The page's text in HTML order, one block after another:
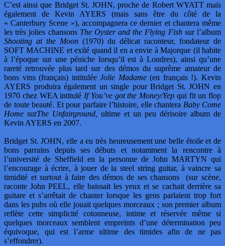
C’est ainsi que Bridget St. JOHN, proche de Robert WYATT mais
également de Kevin AYERS (mais sans être du côté de la
« Canterbury Scene »), accompagnera ce dernier et chantera même
les très jolies chansons The Oyster and the Flying Fishsur l’album
Shooting at the Moon (1970) du délicat raconteur, fondateur de
SOFT MACHINE et exilé quand il en a envie à Majorque (il habite
à l’époque sur une péniche lorsqu’il est à Londres), ainsi qu’une
rareté retrouvée plus tard sur des démos du suprême amateur de
bons vins (français) intituléeJolie Madame(en français !). Kevin
AYERS produira également un single pour Bridget St. JOHN en
1970 chez WEA intitulé If You’ve got the Money/Yep qui fit un flop
de toute beauté. Et pour parfaire l’histoire, elle chantera Baby Come
Home surThe Unfairground, ultime et un peu dérisoire album de
Kevin AYERS en 2007.
Bridget St. JOHN, elle a eu très heureusement une belle étoile et de
bons parrains depuis ses débuts et notamment la rencontre à
l’université de Sheffield en la personne de John MARTYN qui
l’encourage à écrire, à jouer de la steel string guitar, à vaincre sa
timidité et surtout à faire des démos de ses chansons (sur scène,
raconte John PEEL, elle baissait les yeux et se cachait derrière sa
guitare et s’arrêtait de chanter lorsque les gens parlaient trop fort
dans les pubs où elle jouait quelques morceaux ; son premier album
reflète cette simplicité cotonneuse, intime et réservée même si
quelques morceaux semblent empreints d’une détermination peu
équivoque, qui est l’arme ultime des timides afin de ne pas
s’effondrer).